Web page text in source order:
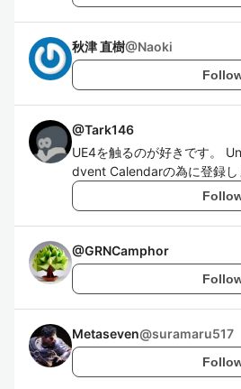
秋津 直樹@Naoki
@Tark146
UE4を触るのが好きです。
dvent Calendarの為に登録し
@GRNCamphor
Metaseven@suramaru517